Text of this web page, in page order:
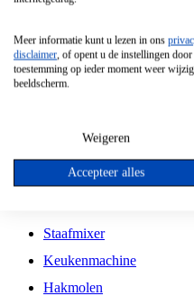
Vrijstaande Magnetron
Vrijstaande Kookplaat
Inbouw Gaskookplaat
Inbouw Keramische
Kookplaat Accessoires
Staafmixer
Keukenmachine
Hakmolen
Meer informatie kunt u lezen in ons
disclaimer, of opent u de instellingen
toestemming op ieder moment weer
beeldscherm.
Weigeren
Accepteer alles